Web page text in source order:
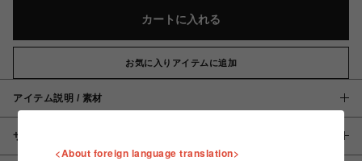
カートに入れる
お気に入りアイテムに追加
アイテム説明 / 素材
サイズ
<About foreign language translation>